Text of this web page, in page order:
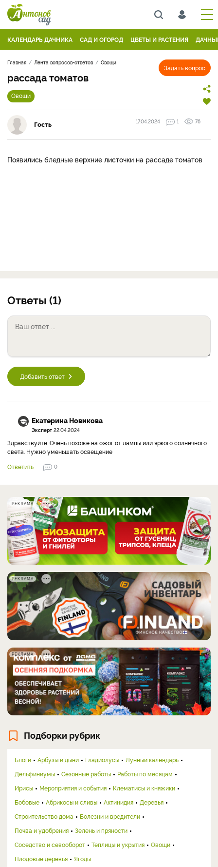
КАЛЕНДАРЬ ДАЧНИКА САД И ОГОРОД ЦВЕТЫ И РАСТЕНИЯ
Задать вопрос
Главная Лента вопросов-ответов Овощи
рассада томатов
Овощи
Гость 17.04.2024 1 76
Появились бледные верхние листочки на рассаде томатов
Ответы (1)
Добавить ответ
Екатерина Новикова
Эксперт 22.04.2024
Здравствуйте. Очень похоже на ожог от лампы или яркого солнечного
света. Нужно уменьшать освещение
Ответить
0
РЕКЛАМА
РЕКЛАМА
РЕКЛАМА
Подборки рубрик
Блоги Арбузы и дыни Гладиолусы
Лунный календарь
Дельфиниумы
Сезонные работы
Работы по месяцам
Ирисы
Мероприятия и события
Клематисы и княжики
Бобовые
Абрикосы и сливы Актинидия
Деревья
Строительство дома
Болезни и вредители
Почва и удобрения
Зелень и пряности
Соседство и севооборот
Теплицы и укрытия
Овощи
Плодовые деревья
Ягоды